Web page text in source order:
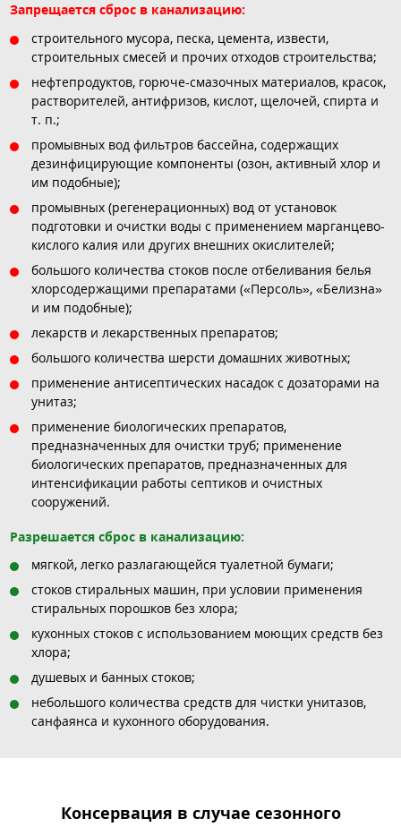
Запрещается сброс в канализацию:
строительного мусора, песка, цемента, извести,
строительных смесей и прочих отходов строительства;
нефтепродуктов, горюче-смазочных материалов, красок,
растворителей, антифризов, кислот, щелочей, спирта и
т. п.;
промывных вод фильтров бассейна, содержащих
дезинфицирующие компоненты (озон, активный хлор и
им подобные);
промывных (регенерационных) вод от установок
подготовки и очистки воды с применением марганцево-
кислого калия или других внешних окислителей;
большого количества стоков после отбеливания белья
хлорсодержащими препаратами («Персоль», «Белизна»
и им подобные);
лекарств и лекарственных препаратов;
большого количества шерсти домашних животных;
применение антисептических насадок с дозаторами на
унитаз;
применение биологических препаратов,
предназначенных для очистки труб; применение
биологических препаратов, предназначенных для
интенсификации работы септиков и очистных
сооружений.
Разрешается сброс в канализацию:
мягкой, легко разлагающейся туалетной бумаги;
стоков стиральных машин, при условии применения
стиральных порошков без хлора;
кухонных стоков с использованием моющих средств без
хлора;
душевых и банных стоков;
небольшого количества средств для чистки унитазов,
санфаянса и кухонного оборудования.
Консервация в случае сезонного